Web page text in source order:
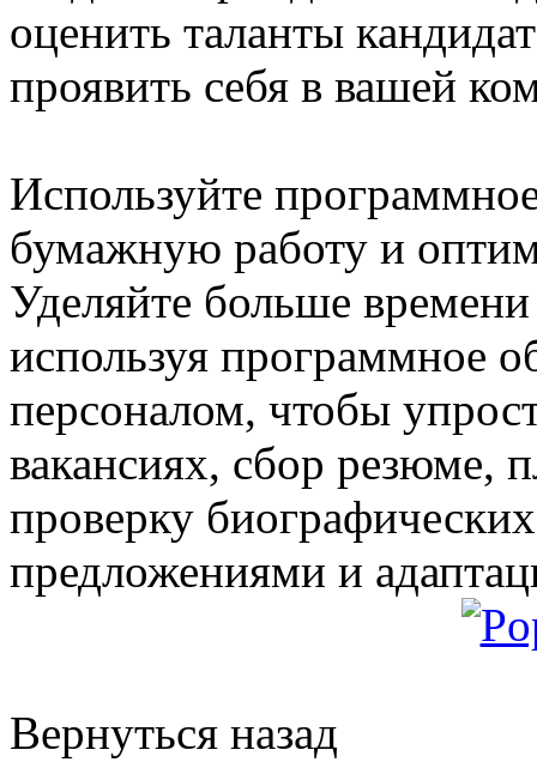
оценить таланты
проявить себя в вашей
Используйте
бумажную работу и
Уделяйте больше
используя программное
персоналом, чтобы
вакансиях, сбор резюме,
проверку
предложениями и
Вернуться назад